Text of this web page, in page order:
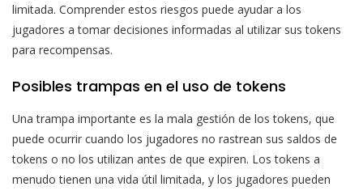
limitada. Comprender estos riesgos puede ayudar a los
jugadores a tomar decisiones informadas al utilizar sus tokens
para recompensas.
Posibles trampas en el uso de tokens
Una trampa importante es la mala gestión de los tokens, que
puede ocurrir cuando los jugadores no rastrean sus saldos de
tokens o no los utilizan antes de que expiren. Los tokens a
menudo tienen una vida útil limitada, y los jugadores pueden